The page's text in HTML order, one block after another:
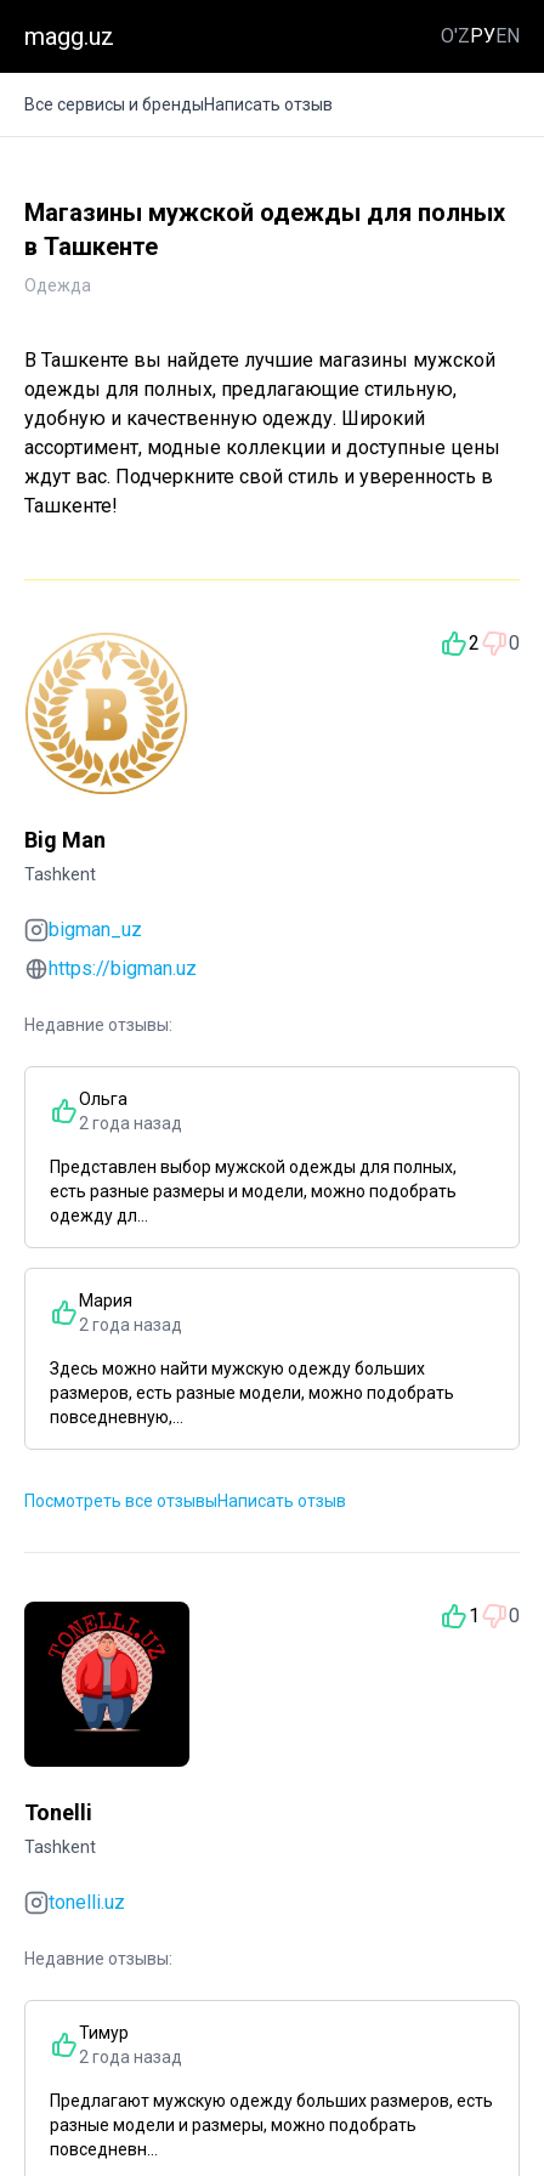
magg.uz O'ZРУEN
Все сервисы и брендыНаписать отзыв
Магазины мужской одежды для полных
в Ташкенте
Одежда
В Ташкенте вы найдете лучшие магазины мужской
одежды для полных, предлагающие стильную,
удобную и качественную одежду. Широкий
ассортимент, модные коллекции и доступные цены
ждут вас. Подчеркните свой стиль и уверенность в
Ташкенте!
2 0
Big Man
Tashkent
bigman_uz
https://bigman.uz
Недавние отзывы:
Ольга
2 года назад
Представлен выбор мужской одежды для полных,
есть разные размеры и модели, можно подобрать
одежду дл...
Мария
2 года назад
Здесь можно найти мужскую одежду больших
размеров, есть разные модели, можно подобрать
повседневную,...
Посмотреть все отзывыНаписать отзыв
1 0
Tonelli
Tashkent
tonelli.uz
Недавние отзывы:
Тимур
2 года назад
Предлагают мужскую одежду больших размеров, есть
разные модели и размеры, можно подобрать
повседневн...